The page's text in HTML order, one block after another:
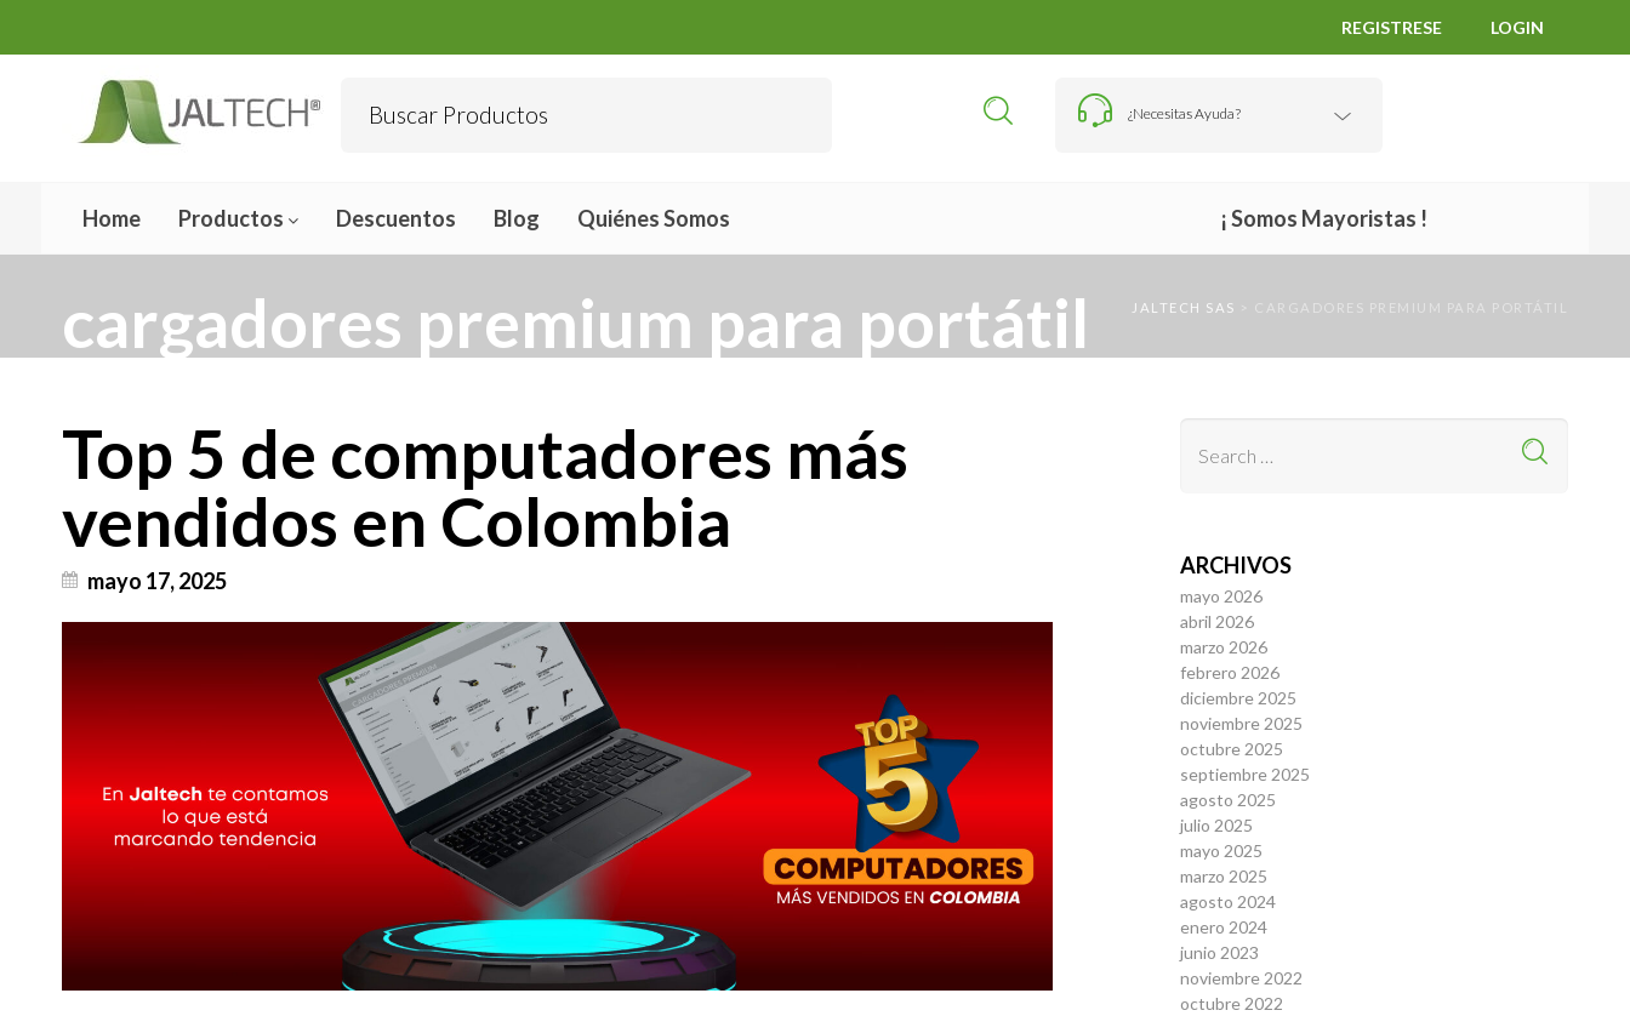
REGISTRESE LOGIN
¿Necesitas Ayuda?
Home Productos Descuentos Blog Quiénes Somos ¡ Somos Mayoristas !
JALTECH SAS CARGADORES PREMIUM PARA PORTÁTIL
cargadores premium para portátil
Top 5 de computadores más
vendidos en Colombia
mayo 17, 2025
ARCHIVOS
mayo 2026
abril 2026
marzo 2026
febrero 2026
diciembre 2025
noviembre 2025
octubre 2025
septiembre 2025
agosto 2025
julio 2025
mayo 2025
marzo 2025
agosto 2024
enero 2024
junio 2023
noviembre 2022
octubre 2022